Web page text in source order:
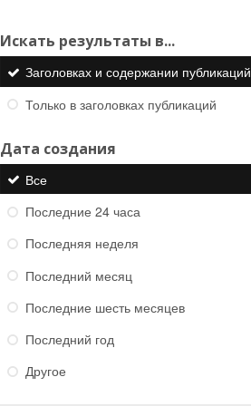
Искать результаты в...
Заголовках и содержании публикаций
Только в заголовках публикаций
Дата создания
Все
Последние 24 часа
Последняя неделя
Последний месяц
Последние шесть месяцев
Последний год
Другое